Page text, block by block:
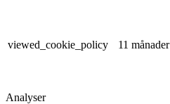
viewed_cookie_policy 11 månader
Analyser